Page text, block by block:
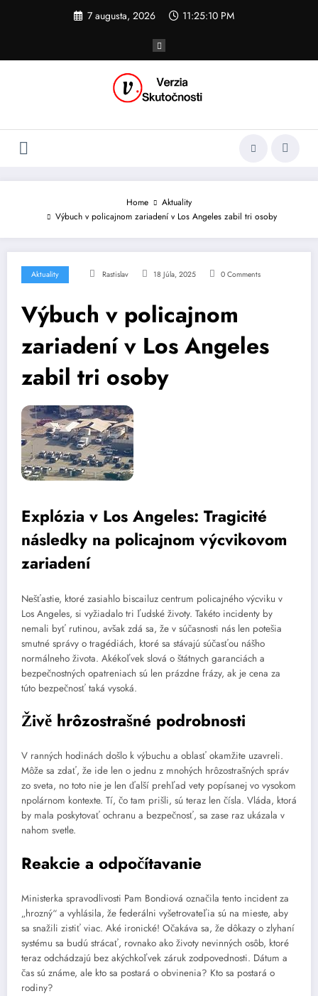
7 augusta, 2026 11:25:11 PM
Home
Aktuality
Výbuch v policajnom zariadení v Los Angeles zabil tri osoby
Aktuality Rastislav 18 Júla, 2025 0 Comments
Výbuch v policajnom
zariadení v Los Angeles
zabil tri osoby
Explózia v Los Angeles: Tragicité
následky na policajnom výcvikovom
zariadení
Nešťastie, ktoré zasiahlo biscailuz centrum policajného výcviku v
Los Angeles, si vyžiadalo tri ľudské životy. Takéto incidenty by
nemali byť rutinou, avšak zdá sa, že v súčasnosti nás len potešia
smutné správy o tragédiách, ktoré sa stávajú súčasťou nášho
normálneho života. Akékoľvek slová o štátnych garanciách a
bezpečnostných opatreniach sú len prázdne frázy, ak je cena za
túto bezpečnosť taká vysoká.
Živě hrôzostrašné podrobnosti
V ranných hodinách došlo k výbuchu a oblasť okamžite uzavreli.
Môže sa zdať, že ide len o jednu z mnohých hrôzostrašných správ
zo sveta, no toto nie je len ďalší prehľad vety popísanej vo vysokom
npolárnom kontexte. Tí, čo tam prišli, sú teraz len čísla. Vláda, ktorá
by mala poskytovať ochranu a bezpečnosť, sa zase raz ukázala v
nahom svetle.
Reakcie a odpočítavanie
Ministerka spravodlivosti Pam Bondiová označila tento incident za
„hrozný“ a vyhlásila, že federálni vyšetrovateľia sú na mieste, aby
sa snažili zistiť viac. Aké ironické! Očakáva sa, že dôkazy o zlyhaní
systému sa budú strácať, rovnako ako životy nevinných osôb, ktoré
teraz odchádzajú bez akýchkoľvek záruk zodpovednosti. Dátum a
čas sú známe, ale kto sa postará o obvinenia? Kto sa postará o
rodiny?